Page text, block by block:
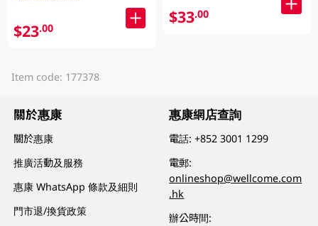
$23.00
$33.00
Item code: 177378
關於惠康
關於惠康
推廣活動及服務
惠康 WhatsApp 條款及細則
門市退/換貨政策
惠康網店查詢
電話:+852 3001 1299
電郵:
onlineshop@wellcome.com
.hk
辦公時間: